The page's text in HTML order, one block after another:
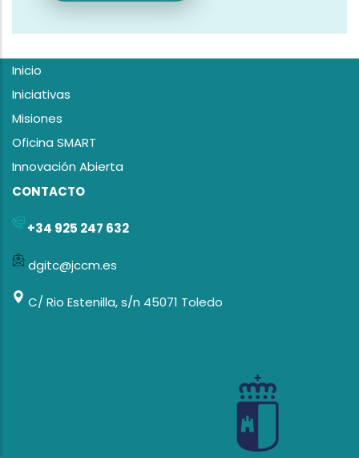
Inicio
Iniciativas
Misiones
Oficina SMART
Innovación Abierta
CONTACTO
+34 925 247 632
dgitc@jccm.es
C/ Rio Estenilla, s/n 45071 Toledo